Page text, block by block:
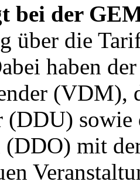
bei der
über die
haben
(VDM),
(DDU) sowie
(DDO) mit